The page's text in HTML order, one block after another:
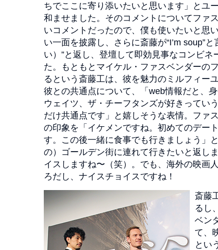
ちでここに寄り添いたいと思います」とユ
和ませました。そのコメントについてファ
いコメントだったので、僕も使いたいと思
い一面を披露し、さらに斎藤が“I’m soup”
い）”と返し、登壇して即効見事なコンビ
た。もともとマイケル・ファスベンダーの
るという斎藤工は、彼を魅力のミルフィー
彼との共通点について、「web情報だと、
ウェイツ、ザ・チーフタンズが好きってい
だけ共通点です」と嬉しそうな表情。ファ
の印象を「イケメンですね。初めてのデー
す。この後一緒に食事でも行きましょう」
の）ゴールデン街に連れて行きたいと返し
イスしますね〜（笑）。でも、海外の映画
ろだし、ナイスチョイスですね！
斎藤
るし
ベン
て、
とい